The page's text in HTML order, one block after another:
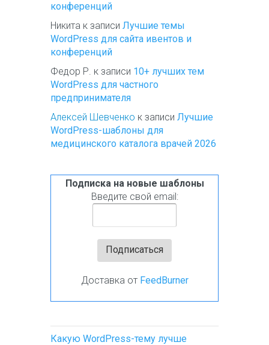
конференций
Никита к записи Лучшие темы
WordPress для сайта ивентов и
конференций
Федор Р. к записи 10+ лучших тем
WordPress для частного
предпринимателя
Алексей Шевченко к записи Лучшие
WordPress-шаблоны для
медицинского каталога врачей 2026
Подписка на новые шаблоны
Введите свой email:
Доставка от FeedBurner
Какую WordPress-тему лучше